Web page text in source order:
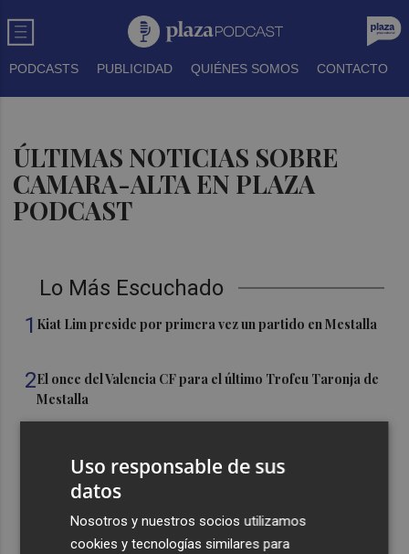
PODCASTS PUBLICIDAD QUIÉNES SOMOS CONTACTO
ÚLTIMAS NOTICIAS SOBRE
CAMARA-ALTA EN PLAZA
PODCAST
Lo Más Escuchado
1 Kiat Lim preside por primera vez un partido en Mestalla
2El once del Valencia CF para el último Trofeu Taronja de
Mestalla
el día del eclipse
queremos ver en la Liga”
Uso responsable de sus
datos
Nosotros y nuestros socios utilizamos
cookies y tecnologías similares para